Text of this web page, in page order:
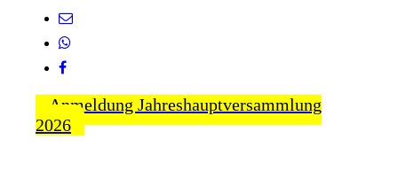
Anmeldung Jahreshauptversammlung
2026